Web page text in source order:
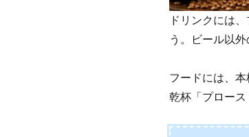
ドリンクには
う。ビール以
フードには、
乾杯「プロース